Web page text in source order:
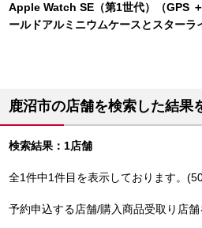
Apple Watch SE（第1世代）（GPS
ールドアルミニウムケースとスターラ
鹿沼市の店舗を検索した結果
検索結果：1店舗
全1件中1件目を表示しております。
予約申込する店舗/購入商品受取り店舗